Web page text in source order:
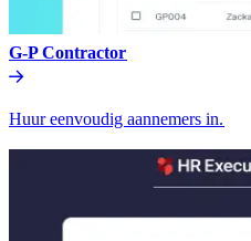
G-P Contractor​​
Huur eenvoudig aannemers in.​​